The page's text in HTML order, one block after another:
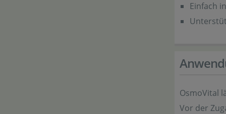
Einfach
OsmoVital
Vor der